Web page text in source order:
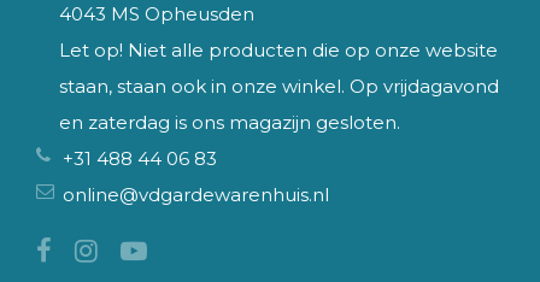
4043 MS Opheusden
Let op! Niet alle producten die op onze website
staan, staan ook in onze winkel. Op vrijdagavond
en zaterdag is ons magazijn gesloten.
+31 488 44 06 83
online@vdgardewarenhuis.nl